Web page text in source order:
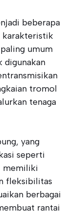
beberapa
karakteristik
umum
digunakan
tromol
tenaga
yang
seperti
memiliki
fleksibilitas
berbagai
rantai